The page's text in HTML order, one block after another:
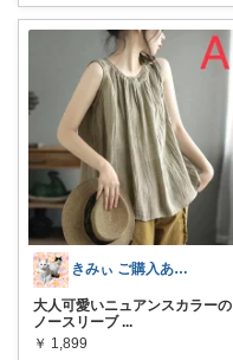
きみぃ ご購入ありがとうございます♪
大人可愛いニュアンスカラーの
ノースリーブ...
￥ 1,899